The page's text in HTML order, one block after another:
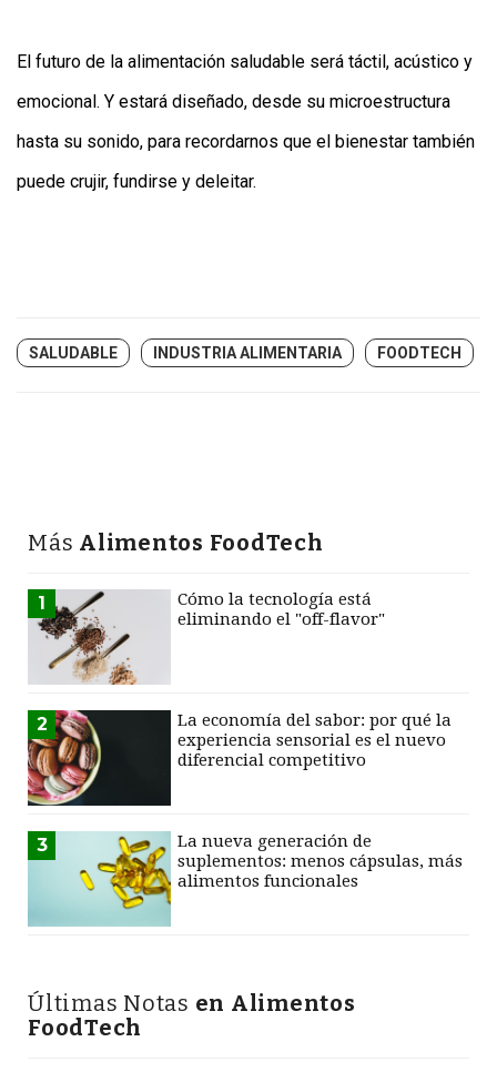
El futuro de la alimentación saludable será táctil, acústico y
emocional. Y estará diseñado, desde su microestructura
hasta su sonido, para recordarnos que el bienestar también
puede crujir, fundirse y deleitar.
SALUDABLE INDUSTRIA ALIMENTARIA FOODTECH
Más Alimentos FoodTech
1
Cómo la tecnología está
eliminando el "off-flavor"
2
La economía del sabor: por qué la
experiencia sensorial es el nuevo
diferencial competitivo
3
La nueva generación de
suplementos: menos cápsulas, más
alimentos funcionales
Últimas Notas en Alimentos
FoodTech